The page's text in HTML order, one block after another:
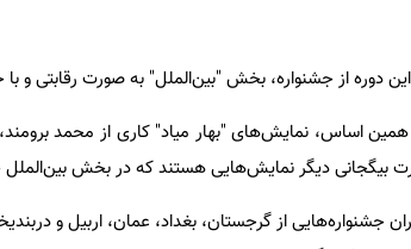
دوره از جشنواره، بخش "بین‌الملل" به صورت رقابتی و
همین اساس، نمایش‌های "بهار میاد" کاری از محمد
بیگجانی دیگر نمایش‌هایی هستند که در بخش
جشنواره‌هایی از گرجستان، بغداد، عمان، اربیل و